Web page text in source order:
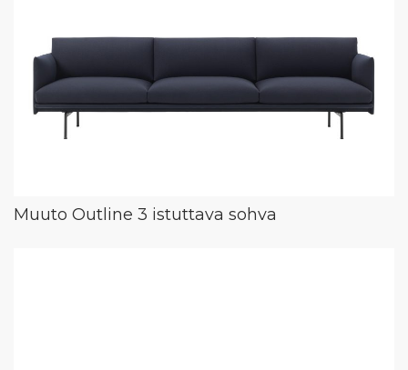
Muuto Outline 3 istuttava sohva